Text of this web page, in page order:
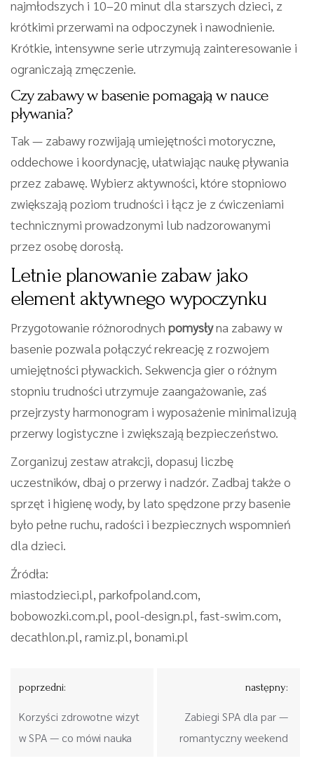
najmłodszych i 10–20 minut dla starszych dzieci, z
krótkimi przerwami na odpoczynek i nawodnienie.
Krótkie, intensywne serie utrzymują zainteresowanie i
ograniczają zmęczenie.
Czy zabawy w basenie pomagają w nauce
pływania?
Tak — zabawy rozwijają umiejętności motoryczne,
oddechowe i koordynację, ułatwiając naukę pływania
przez zabawę. Wybierz aktywności, które stopniowo
zwiększają poziom trudności i łącz je z ćwiczeniami
technicznymi prowadzonymi lub nadzorowanymi
przez osobę dorosłą.
Letnie planowanie zabaw jako
element aktywnego wypoczynku
Przygotowanie różnorodnych pomysłyna zabawy w
basenie pozwala połączyć rekreację z rozwojem
umiejętności pływackich. Sekwencja gier o różnym
stopniu trudności utrzymuje zaangażowanie, zaś
przejrzysty harmonogram i wyposażenie minimalizują
przerwy logistyczne i zwiększają bezpieczeństwo.
Zorganizuj zestaw atrakcji, dopasuj liczbę
uczestników, dbaj o przerwy i nadzór. Zadbaj także o
sprzęt i higienę wody, by lato spędzone przy basenie
było pełne ruchu, radości i bezpiecznych wspomnień
dla dzieci.
Źródła:
miastodzieci.pl, parkofpoland.com,
bobowozki.com.pl, pool-design.pl, fast-swim.com,
decathlon.pl, ramiz.pl, bonami.pl
Nawigacja
poprzedni:
Korzyści zdrowotne wizyt
w SPA — co mówi nauka
następny:
Zabiegi SPA dla par —
romantyczny weekend